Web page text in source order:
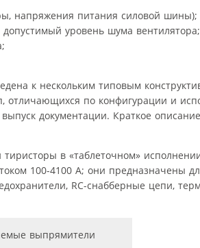
напряжения питания силовой шины);
уровень шума вентилятора;
к нескольким типовым
отличающихся по конфигурации и
документации. Краткое
в «таблеточном»
100-4100 А; они предназначены
RC-снабберные цепи,